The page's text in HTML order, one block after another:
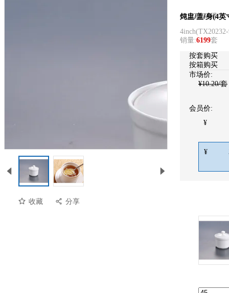
收藏 分享
CURTA科得
炖盅/盖/身(4英
4inch(
销量:6199套
按套购买
按箱购买
市场价:
¥10.20/套
会员价:
¥
¥